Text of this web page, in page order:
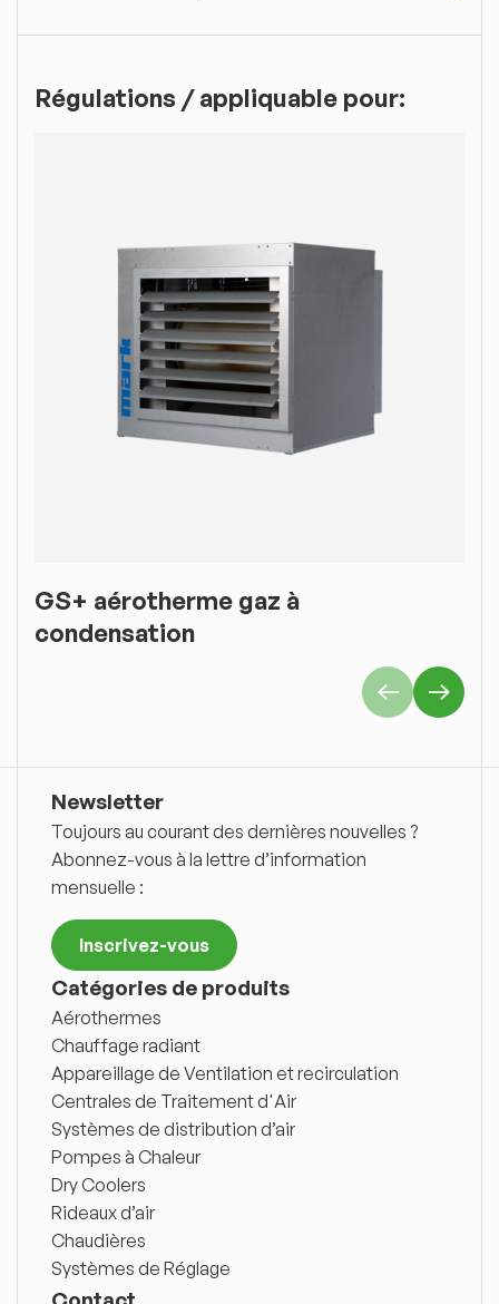
Régulations / appliquable pour:
GS+ aérotherme gaz à
condensation
Newsletter
Toujours au courant des dernières nouvelles ?
Abonnez-vous à la lettre d’information
mensuelle :
Inscrivez-vous
Catégories de produits
Aérothermes
Chauffage radiant
Appareillage de Ventilation et recirculation
Centrales de Traitement d'Air
Systèmes de distribution d’air
Pompes à Chaleur
Dry Coolers
Rideaux d’air
Chaudières
Systèmes de Réglage